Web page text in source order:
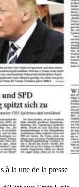
à la une de la presse